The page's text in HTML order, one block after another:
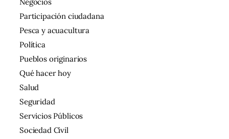
Participación ciudadana
Pesca y acuacultura
Política
Pueblos originarios
Qué hacer hoy
Salud
Seguridad
Servicios Públicos
Sociedad Civil